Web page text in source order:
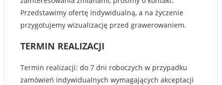
Przedstawimy ofertę indywidualną, a na życzenie
przygotujemy wizualizację przed grawerowaniem.
TERMIN REALIZACJI
Termin realizacji: do 7 dni roboczych w przypadku
zamówień indywidualnych wymagających akceptacji